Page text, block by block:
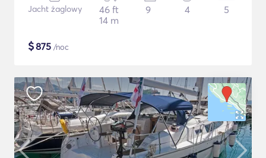
Jacht żaglowy
46 ft
14 m
9 4 5
$875 /noc